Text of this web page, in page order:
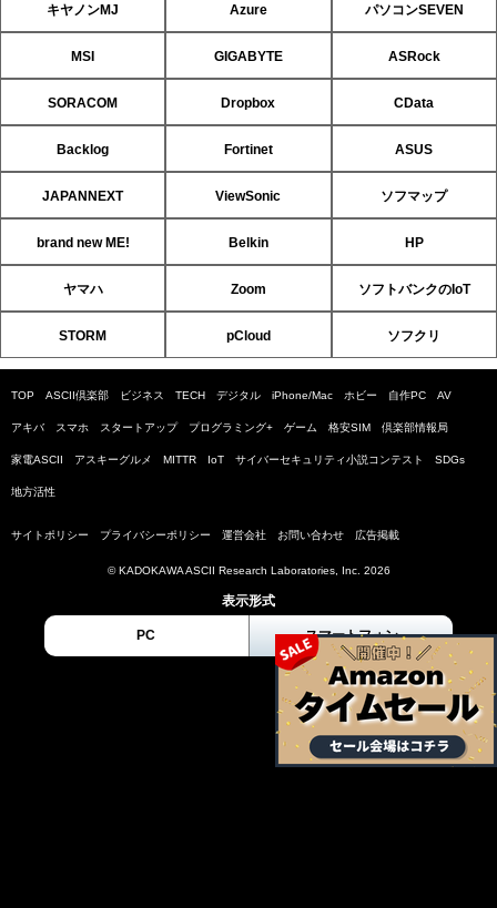
キヤノンMJ Azure パソコンSEVEN
MSI GIGABYTE ASRock
SORACOM Dropbox CData
Backlog Fortinet ASUS
JAPANNEXT ViewSonic ソフマップ
brand new ME! Belkin HP
ヤマハ Zoom ソフトバンクのIoT
STORM pCloud ソフクリ
TOP ASCII倶楽部 ビジネス TECH デジタル iPhone/Mac ホビー 自作PC AV
アキバ スマホ スタートアップ プログラミング+ ゲーム 格安SIM 倶楽部情報局
家電ASCII アスキーグルメ MITTR IoT サイバーセキュリティ小説コンテスト SDGs
地方活性
サイトポリシー プライバシーポリシー 運営会社 お問い合わせ 広告掲載
© KADOKAWA ASCII Research Laboratories, Inc. 2026
表示形式
PC スマートフォン